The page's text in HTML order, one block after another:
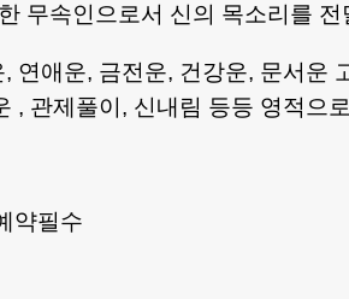
무속인으로서 신의 목소리를 전
연애운, 금전운, 건강운, 문서
, 관제풀이, 신내림 등등 영적으
약필수